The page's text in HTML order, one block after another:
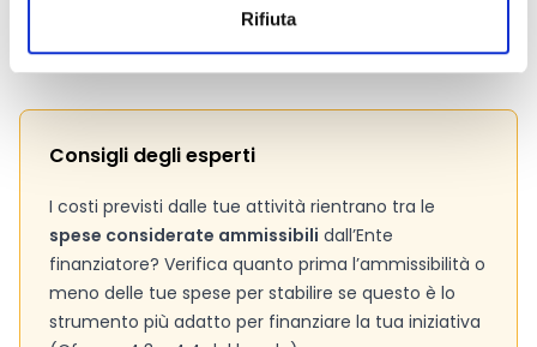
Rifiuta
ufficiale del bando per gli aggiornamenti e le
informazioni addizionali.
Consigli degli esperti
I costi previsti dalle tue attività rientrano tra le
spese considerate ammissibili dall’Ente
finanziatore? Verifica quanto prima l’ammissibilità o
meno delle tue spese per stabilire se questo è lo
strumento più adatto per finanziare la tua iniziativa